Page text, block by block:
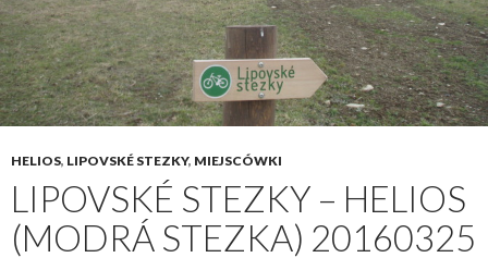
HELIOS, LIPOVSKÉ STEZKY, MIEJSCÓWKI
LIPOVSKÉ STEZKY – HELIOS
(MODRÁ STEZKA) 20160325